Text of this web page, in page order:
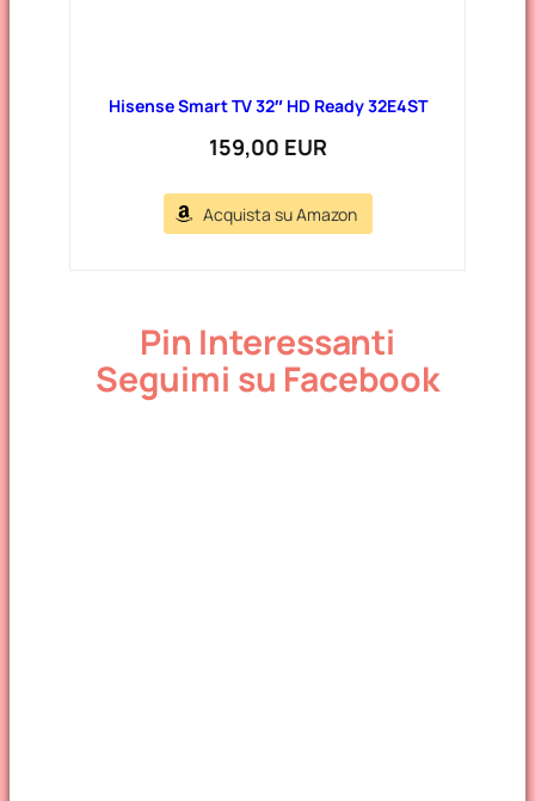
Hisense Smart TV 32″ HD Ready 32E4ST
159,00 EUR
Acquista su Amazon
Pin Interessanti
Seguimi su Facebook